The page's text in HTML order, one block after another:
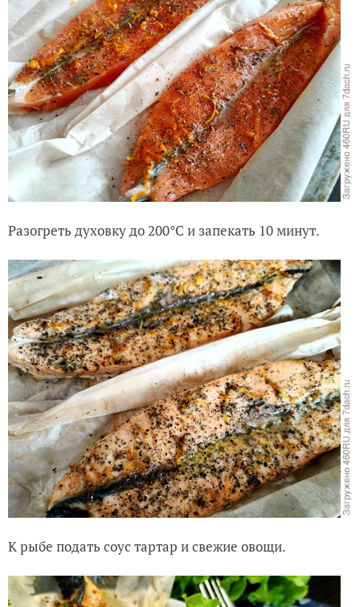
Разогреть духовку до 200°C и запекать 10 минут.
К рыбе подать соус тартар и свежие овощи.